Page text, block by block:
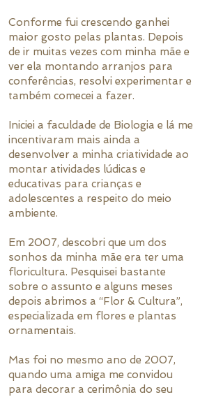
Conforme fui crescendo ganhei
maior gosto pelas plantas. Depois
de ir muitas vezes com minha mãe e
ver ela montando arranjos para
conferências, resolvi experimentar e
também comecei a fazer.
Iniciei a faculdade de Biologia e lá me
incentivaram mais ainda a
desenvolver a minha criatividade ao
montar atividades lúdicas e
educativas para crianças e
adolescentes a respeito do meio
ambiente.
Em 2007, descobri que um dos
sonhos da minha mãe era ter uma
floricultura. Pesquisei bastante
sobre o assunto e alguns meses
depois abrimos a “Flor & Cultura”,
especializada em flores e plantas
ornamentais.
Mas foi no mesmo ano de 2007,
quando uma amiga me convidou
para decorar a cerimônia do seu